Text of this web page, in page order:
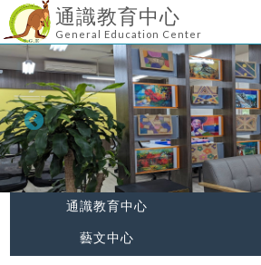
通識教育中心
General Education Center
通識教育中心
藝文中心